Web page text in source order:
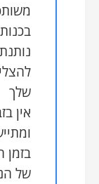
שלך
אין
בזמן
של